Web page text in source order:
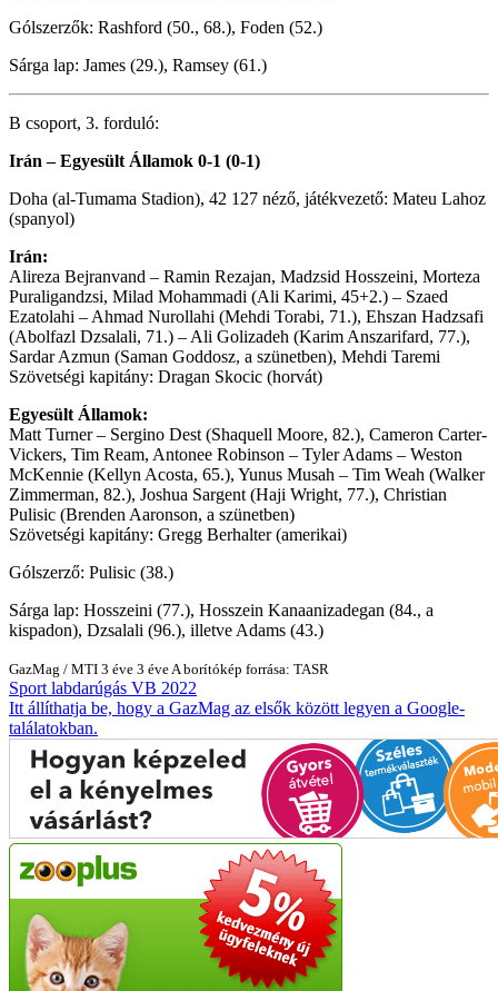
Gólszerzők: Rashford (50., 68.), Foden (52.)
Sárga lap: James (29.), Ramsey (61.)
B csoport, 3. forduló:
Irán – Egyesült Államok 0-1 (0-1)
Doha (al-Tumama Stadion), 42 127 néző, játékvezető: Mateu Lahoz
(spanyol)
Irán:
Alireza Bejranvand – Ramin Rezajan, Madzsid Hosszeini, Morteza
Puraligandzsi, Milad Mohammadi (Ali Karimi, 45+2.) – Szaed
Ezatolahi – Ahmad Nurollahi (Mehdi Torabi, 71.), Ehszan Hadzsafi
(Abolfazl Dzsalali, 71.) – Ali Golizadeh (Karim Anszarifard, 77.),
Sardar Azmun (Saman Goddosz, a szünetben), Mehdi Taremi
Szövetségi kapitány: Dragan Skocic (horvát)
Egyesült Államok:
Matt Turner – Sergino Dest (Shaquell Moore, 82.), Cameron Carter-
Vickers, Tim Ream, Antonee Robinson – Tyler Adams – Weston
McKennie (Kellyn Acosta, 65.), Yunus Musah – Tim Weah (Walker
Zimmerman, 82.), Joshua Sargent (Haji Wright, 77.), Christian
Pulisic (Brenden Aaronson, a szünetben)
Szövetségi kapitány: Gregg Berhalter (amerikai)
Gólszerző: Pulisic (38.)
Sárga lap: Hosszeini (77.), Hosszein Kanaanizadegan (84., a
kispadon), Dzsalali (96.), illetve Adams (43.)
GazMag / MTI 3 éve 3 éve A borítókép forrása: TASR
Sport labdarúgás VB 2022
Itt állíthatja be, hogy a GazMag az elsők között legyen a Google-
találatokban.